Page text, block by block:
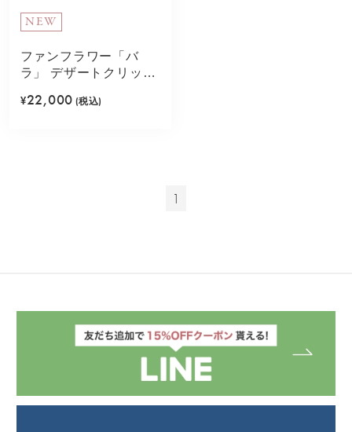
NEW
ファンフラワー「バ
ラ」 デザートクリップ
¥22,000 (税込)
1